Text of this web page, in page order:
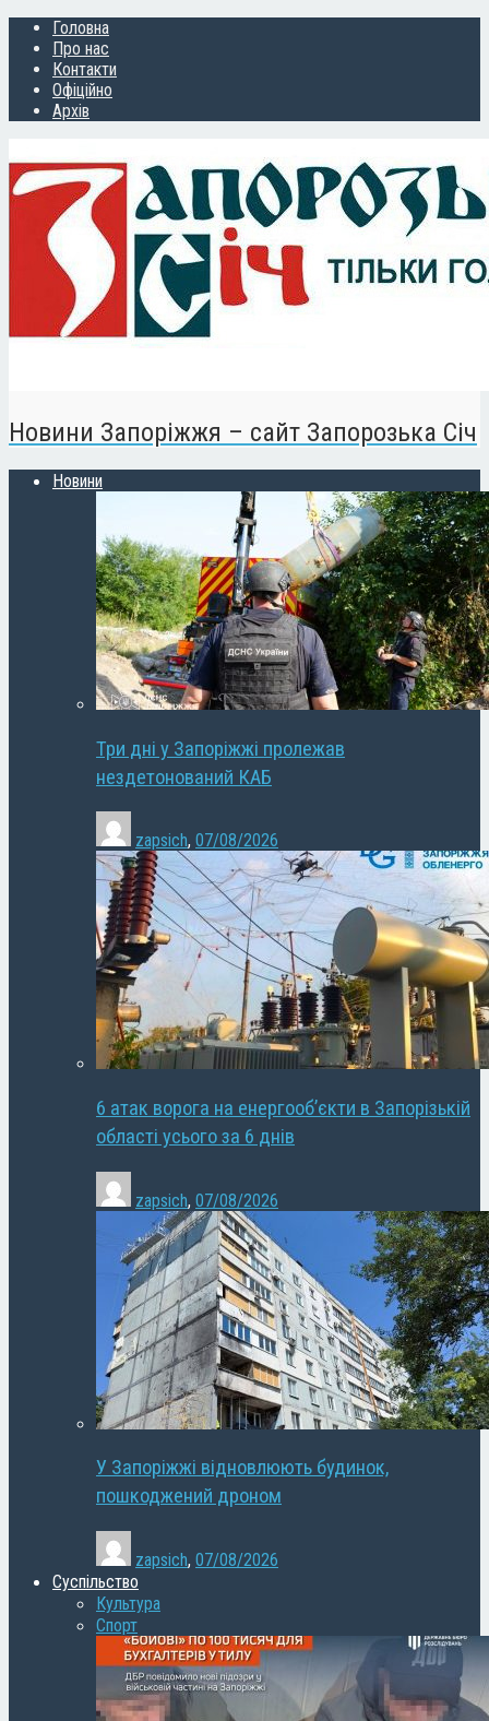
Головна
Про нас
Контакти
Офіційно
Архів
Новини Запоріжжя – сайт Запорозька Січ
Новини
Три дні у Запоріжжі пролежав
нездетонований КАБ
zapsich, 07/08/2026
6 атак ворога на енергооб’єкти в Запорізькій
області усього за 6 днів
zapsich, 07/08/2026
У Запоріжжі відновлюють будинок,
пошкоджений дроном
zapsich, 07/08/2026
Суспільство
Культура
Спорт